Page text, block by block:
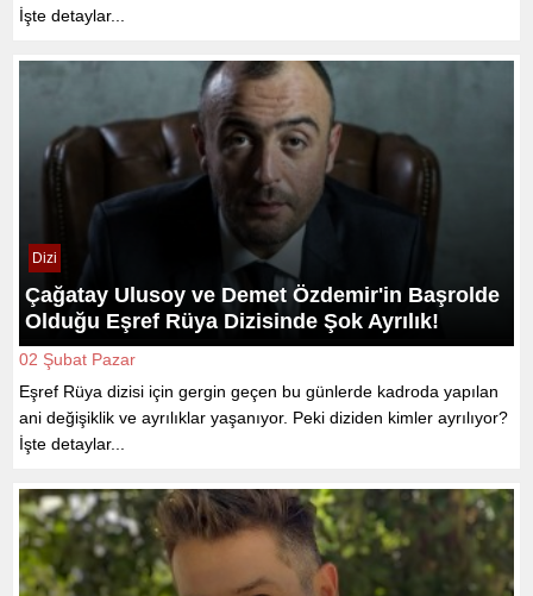
İşte detaylar...
Dizi
Çağatay Ulusoy ve Demet Özdemir'in Başrolde
Olduğu Eşref Rüya Dizisinde Şok Ayrılık!
02 Şubat Pazar
Eşref Rüya dizisi için gergin geçen bu günlerde kadroda yapılan
ani değişiklik ve ayrılıklar yaşanıyor. Peki diziden kimler ayrılıyor?
İşte detaylar...